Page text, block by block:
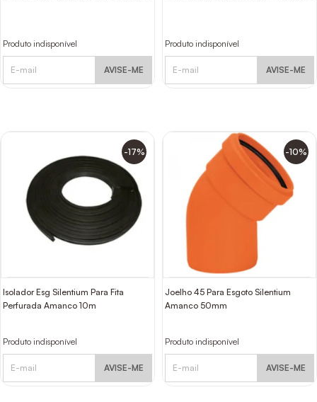
Produto indisponível
AVISE-ME
Produto indisponível
AVISE-ME
-17%
Isolador Esg Silentium Para Fita
Perfurada Amanco 10m
Produto indisponível
AVISE-ME
-10%
Joelho 45 Para Esgoto Silentium
Amanco 50mm
Produto indisponível
AVISE-ME